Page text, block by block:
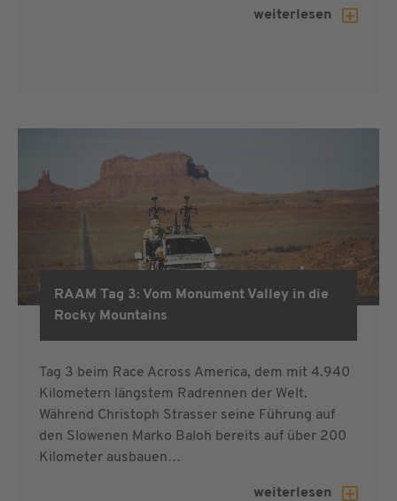
weiterlesen
RAAM 2019
RAAM Tag 3: Vom Monument Valley in die
Rocky Mountains
Tag 3 beim Race Across America, dem mit 4.940
Kilometern längstem Radrennen der Welt.
Während Christoph Strasser seine Führung auf
den Slowenen Marko Baloh bereits auf über 200
Kilometer ausbauen…
weiterlesen